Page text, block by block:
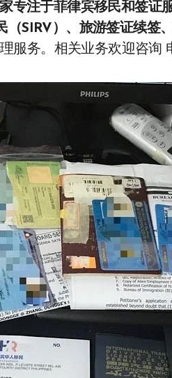
（SIRV）、旅游签证续签
服务。相关业务欢迎咨询